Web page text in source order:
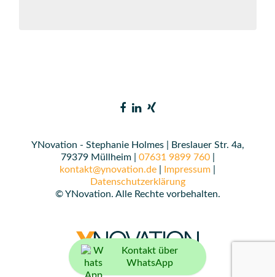
YNovation - Stephanie Holmes | Breslauer Str. 4a,
79379 Müllheim | 07631 9899 760|
kontakt@ynovation.de
Impressum
Datenschutzerklärung
© YNovation. Alle Rechte vorbehalten.
Kontakt über
WhatsApp